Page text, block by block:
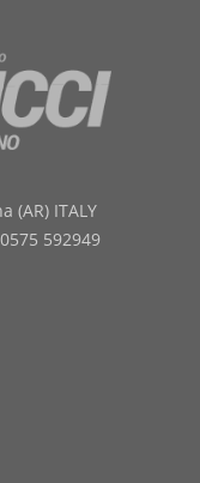
(AR) ITALY
592949